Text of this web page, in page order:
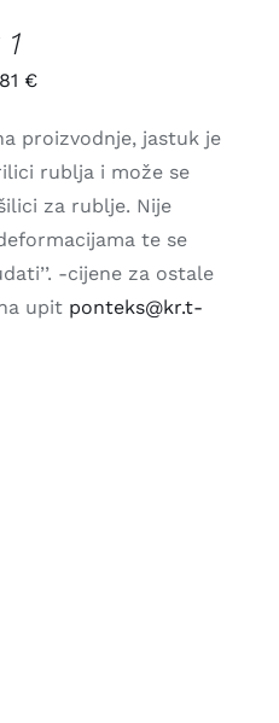
€
proizvodnje, jastuk je
rublja i može se
za rublje. Nije
te se
-cijene za ostale
upit ponteks@kr.t-